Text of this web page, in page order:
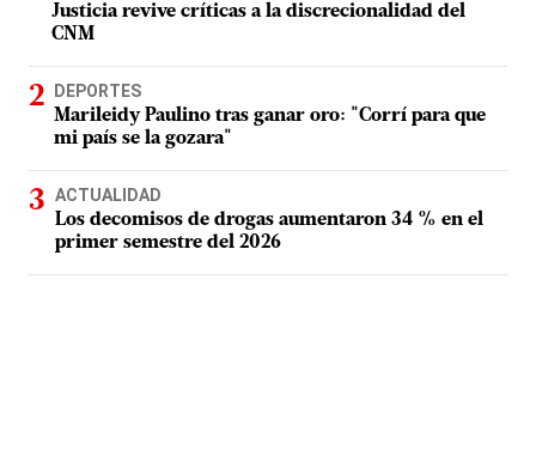
Justicia revive críticas a la discrecionalidad del
CNM
DEPORTES
Marileidy Paulino tras ganar oro: "Corrí para que
mi país se la gozara"
ACTUALIDAD
Los decomisos de drogas aumentaron 34 % en el
primer semestre del 2026